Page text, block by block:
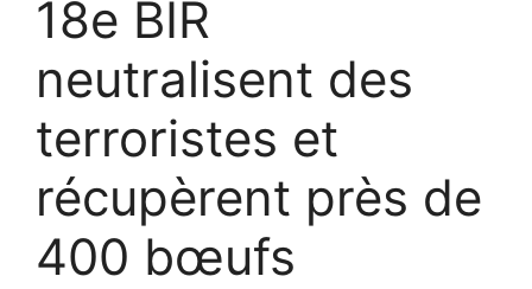
18e BIR
neutralisent des
terroristes et
récupèrent près de
400 bœufs